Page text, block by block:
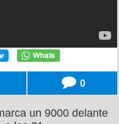
0
un 9000 delante